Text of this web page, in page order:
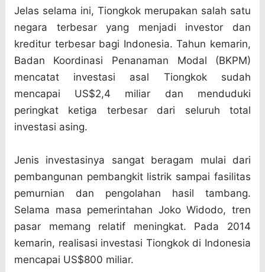
Jelas selama ini, Tiongkok merupakan salah satu
negara terbesar yang menjadi investor dan
kreditur terbesar bagi Indonesia. Tahun kemarin,
Badan Koordinasi Penanaman Modal (BKPM)
mencatat investasi asal Tiongkok sudah
mencapai US$2,4 miliar dan menduduki
peringkat ketiga terbesar dari seluruh total
investasi asing.
Jenis investasinya sangat beragam mulai dari
pembangunan pembangkit listrik sampai fasilitas
pemurnian dan pengolahan hasil tambang.
Selama masa pemerintahan Joko Widodo, tren
pasar memang relatif meningkat. Pada 2014
kemarin, realisasi investasi Tiongkok di Indonesia
mencapai US$800 miliar.